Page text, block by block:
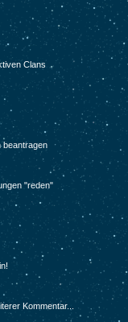
Clans
beantragen
"reden"
Kommentar...